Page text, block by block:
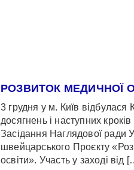
РОЗВИТОК МЕДИЧНОЇ
3 грудня у м. Київ відбулася
досягнень і наступних
Засідання Наглядової ради
швейцарського Проєкту
освіти». Участь у заході від